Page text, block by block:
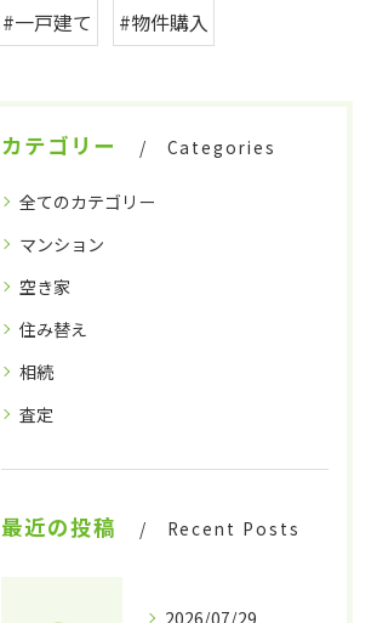
#一戸建て
#物件購入
カテゴリー Categories
全てのカテゴリー
マンション
空き家
住み替え
相続
査定
最近の投稿 Recent Posts
2026/07/29